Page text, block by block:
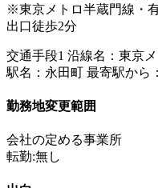
※東京メトロ半蔵門線・
出口徒歩2分
交通手段1 沿線名：東京
駅名：永田町 最寄駅から
勤務地変更範囲
会社の定める事業所
転勤:無し